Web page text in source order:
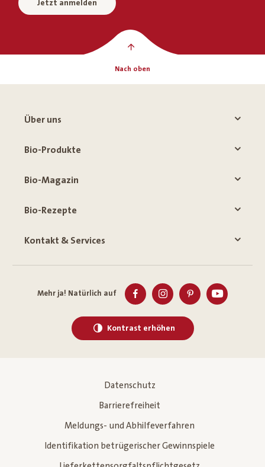
Jetzt anmelden
Nach oben
Über uns
Bio-Produkte
Bio-Magazin
Bio-Rezepte
Kontakt & Services
Mehr ja! Natürlich auf
Kontrast erhöhen
Datenschutz
Barrierefreiheit
Meldungs- und Abhilfeverfahren
Identifikation betrügerischer Gewinnspiele